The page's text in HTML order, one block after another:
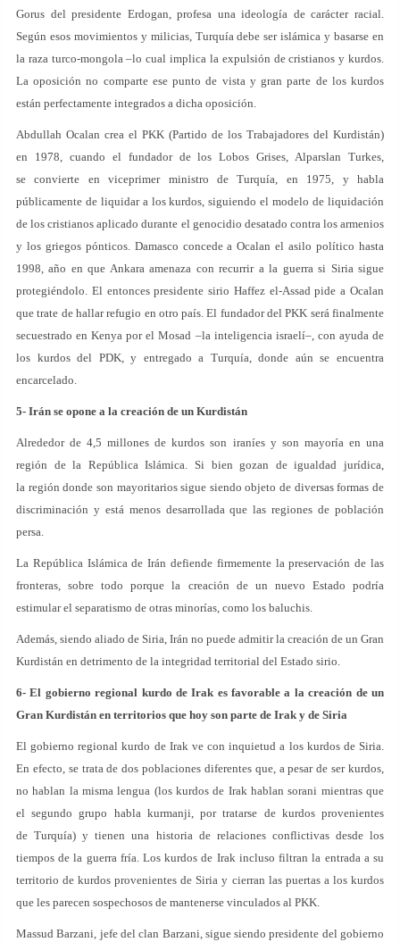
Gorus del presidente Erdogan, profesa una ideología de carácter racial.
Según esos movimientos y milicias, Turquía debe ser islámica y basarse en
la raza turco-mongola –lo cual implica la expulsión de cristianos y kurdos.
La oposición no comparte ese punto de vista y gran parte de los kurdos
están perfectamente integrados a dicha oposición.
Abdullah Ocalan crea el PKK (Partido de los Trabajadores del Kurdistán)
en 1978, cuando el fundador de los Lobos Grises, Alparslan Turkes,
se convierte en viceprimer ministro de Turquía, en 1975, y habla
públicamente de liquidar a los kurdos, siguiendo el modelo de liquidación
de los cristianos aplicado durante el genocidio desatado contra los armenios
y los griegos pónticos. Damasco concede a Ocalan el asilo político hasta
1998, año en que Ankara amenaza con recurrir a la guerra si Siria sigue
protegiéndolo. El entonces presidente sirio Haffez el-Assad pide a Ocalan
que trate de hallar refugio en otro país. El fundador del PKK será finalmente
secuestrado en Kenya por el Mosad –la inteligencia israelí–, con ayuda de
los kurdos del PDK, y entregado a Turquía, donde aún se encuentra
encarcelado.
5- Irán se opone a la creación de un Kurdistán
Alrededor de 4,5 millones de kurdos son iraníes y son mayoría en una
región de la República Islámica. Si bien gozan de igualdad jurídica,
la región donde son mayoritarios sigue siendo objeto de diversas formas de
discriminación y está menos desarrollada que las regiones de población
persa.
La República Islámica de Irán defiende firmemente la preservación de las
fronteras, sobre todo porque la creación de un nuevo Estado podría
estimular el separatismo de otras minorías, como los baluchis.
Además, siendo aliado de Siria, Irán no puede admitir la creación de un Gran
Kurdistán en detrimento de la integridad territorial del Estado sirio.
6- El gobierno regional kurdo de Irak es favorable a la creación de un
Gran Kurdistán en territorios que hoy son parte de Irak y de Siria
El gobierno regional kurdo de Irak ve con inquietud a los kurdos de Siria.
En efecto, se trata de dos poblaciones diferentes que, a pesar de ser kurdos,
no hablan la misma lengua (los kurdos de Irak hablan sorani mientras que
el segundo grupo habla kurmanji, por tratarse de kurdos provenientes
de Turquía) y tienen una historia de relaciones conflictivas desde los
tiempos de la guerra fría. Los kurdos de Irak incluso filtran la entrada a su
territorio de kurdos provenientes de Siria y cierran las puertas a los kurdos
que les parecen sospechosos de mantenerse vinculados al PKK.
Massud Barzani, jefe del clan Barzani, sigue siendo presidente del gobierno